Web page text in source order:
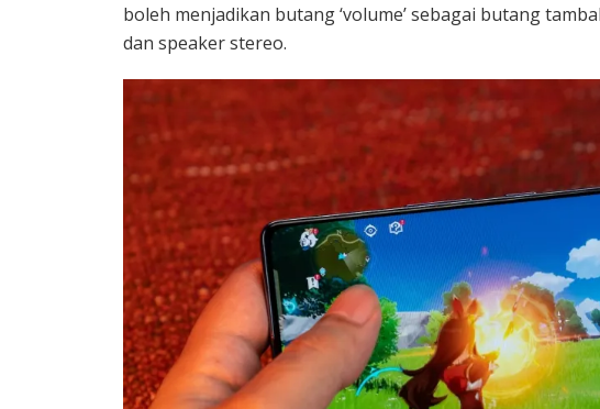
boleh menjadikan butang ‘volume’ sebagai butang
dan speaker stereo.